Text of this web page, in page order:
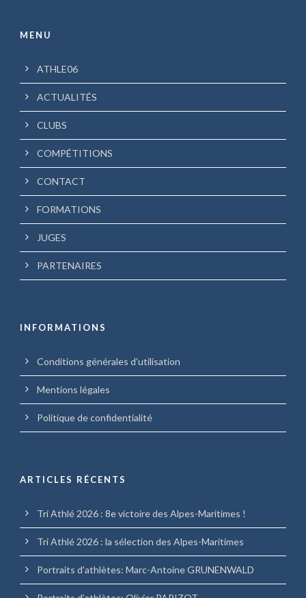
MENU
ATHLE06
ACTUALITÉS
CLUBS
COMPÉTITIONS
CONTACT
FORMATIONS
JUGES
PARTENAIRES
INFORMATIONS
Conditions générales d’utilisation
Mentions légales
Politique de confidentialité
ARTICLES RÉCENTS
Tri Athlé 2026 : 8e victoire des Alpes-Maritimes !
Tri Athlé 2026 : la sélection des Alpes-Maritimes
Portraits d’athlètes: Marc-Antoine GRUNENWALD